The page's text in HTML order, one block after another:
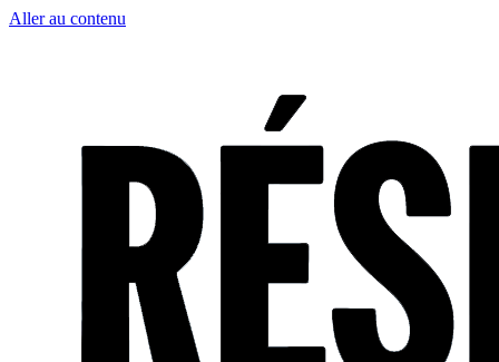
Aller au contenu